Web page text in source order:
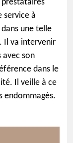
prestataires
service à
une telle
Il va intervenir
avec son
dans le
Il veille à ce
endommagés.